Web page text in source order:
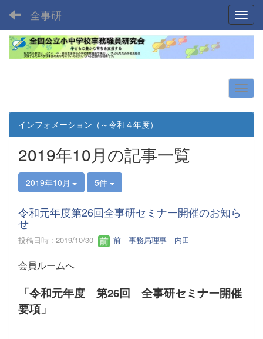
全事研
インフォメーション（～令和４年度）
2019年10月の記事一覧
2019年10月 5件
令和元年度第26回全事研セミナー開催のお知ら
せ
投稿日時 : 2019/10/30 前 事務局理事 内田
会員ルームへ
「令和元年度 第26回 全事研セミナー開催
要項」